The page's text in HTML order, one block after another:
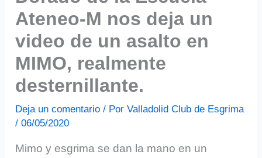
Ateneo-M nos deja un
video de un asalto en
MIMO, realmente
desternillante.
Deja un comentario / PorValladolid Club de Esgrima
/06/05/2020
Mimo y esgrima se dan la mano en un